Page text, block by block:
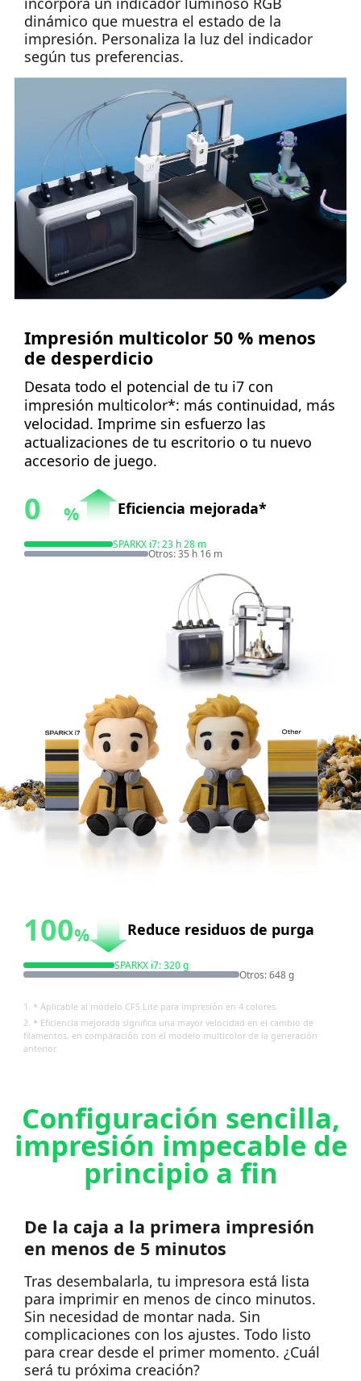
dinámico que muestra el estado de la
impresión. Personaliza la luz del indicador
según tus preferencias.
Impresión multicolor50 % menos
de desperdicio
Desata todo el potencial de tu i7 con
impresión multicolor*: más continuidad, más
velocidad. Imprime sin esfuerzo las
actualizaciones de tu escritorio o tu nuevo
accesorio de juego.
0 % Eficiencia mejorada*
SPARKX i7: 23 h 28 m
Otros:35 h 16 m
100% Reduce residuos de purga
SPARKX i7:320 g
Otros:648 g
1. * Aplicable al modelo CFS Lite para impresión en 4 colores.
2. * Eficiencia mejorada significa una mayor velocidad en el cambio de
filamentos, en comparación con el modelo multicolor de la generación
anterior.
Configuración sencilla,
impresión impecable de
principio a fin
De la caja a la primera impresión
en menos de 5 minutos
Tras desembalarla, tu impresora está lista
para imprimir en menos de cinco minutos.
Sin necesidad de montar nada. Sin
complicaciones con los ajustes. Todo listo
para crear desde el primer momento. ¿Cuál
será tu próxima creación?